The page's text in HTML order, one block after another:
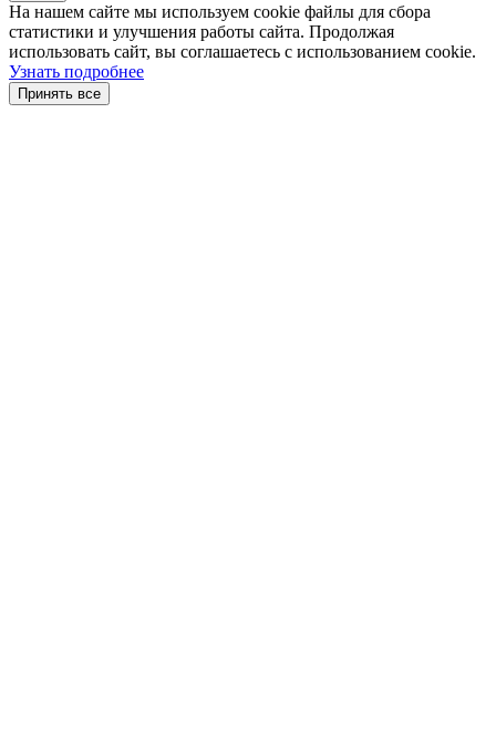
На нашем сайте мы используем cookie файлы для сбора
статистики и улучшения работы сайта. Продолжая
использовать сайт, вы соглашаетесь с использованием cookie.
Узнать подробнее
Принять все